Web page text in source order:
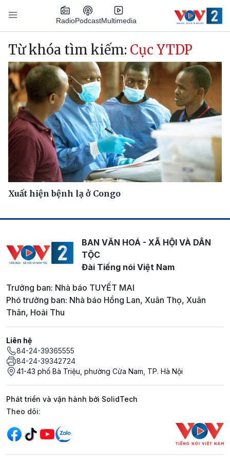
Nhảy đến nội dung
RadioPodcastMultimedia
Main navigation
Từ khóa tìm kiếm: Cục YTDP
Xuất hiện bệnh lạ ở Congo
BAN VĂN HOÁ - XÃ HỘI VÀ DÂN
TỘC
Đài Tiếng nói Việt Nam
Trưởng ban: Nhà báo TUYẾT MAI
Phó trưởng ban: Nhà báo Hồng Lan, Xuân Thọ, Xuân
Thân, Hoài Thu
Liên hệ
84-24-39365555
84-24-39342724
41-43 phố Bà Triệu, phường Cửa Nam, TP. Hà Nội
Phát triển và vận hành bởi SolidTech
Mạng xã hội
Theo dõi: